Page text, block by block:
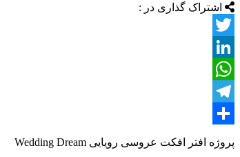
اشتراک گذاری در :
Twitter
LinkedIn
WhatsApp
Telegram
اشتراک
پروژه افتر افکت عروسی رویایی Wedding Dream